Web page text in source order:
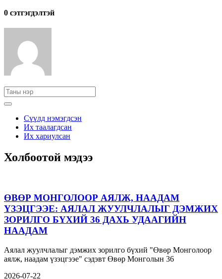
0 cэтгэгдэлтэй
Сүүлд нэмэгдсэн
Их таалагдсан
Их хариулсан
Холбоотой мэдээ
ӨВӨР МОНГОЛООР АЯЛЖ, НААДАМ
ҮЗЭЦГЭЭЕ: АЯЛАЛ ЖУУЛЧЛАЛЫГ ДЭМЖИХ
ЗОРИЛГО БҮХИЙ 36 ДАХЬ УДААГИЙН
НААДАМ
Аялал жуулчлалыг дэмжих зорилго бүхий "Өвөр Монголоор
аялж, наадам үзэцгээе" сэдэвт Өвөр Монголын 36
2026-07-22